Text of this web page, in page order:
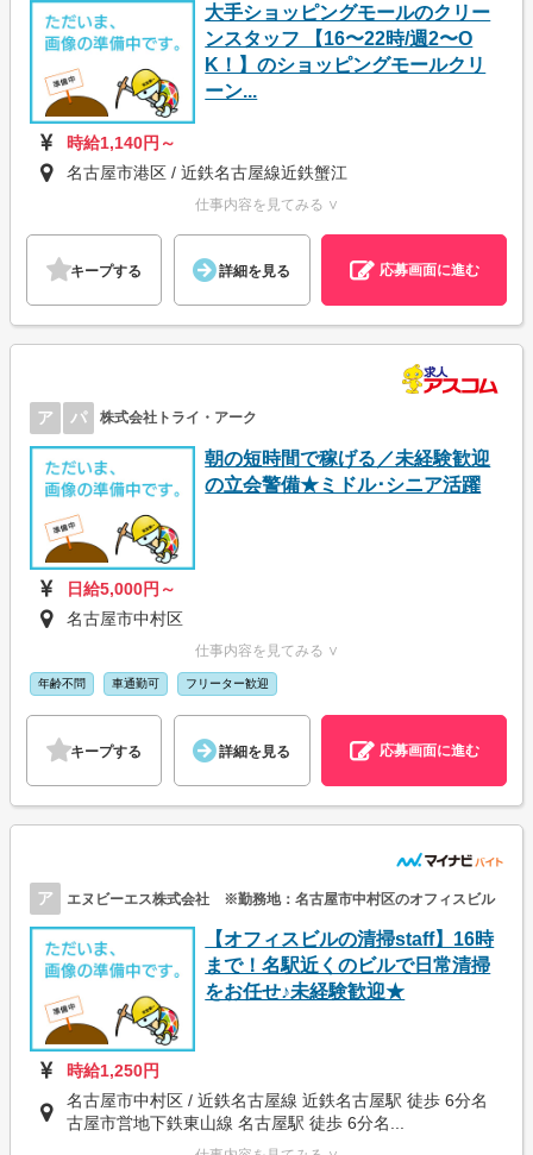
大手ショッピングモールのクリー
ンスタッフ 【16〜22時/週2〜O
K！】のショッピングモールクリ
ーン...
時給1,140円～
名古屋市港区 / 近鉄名古屋線近鉄蟹江
仕事内容を見てみる ∨
キープする 詳細を見る 応募画面に進む
ア パ 株式会社トライ・アーク
朝の短時間で稼げる／未経験歓迎
の立会警備★ミドル･シニア活躍
日給5,000円～
名古屋市中村区
仕事内容を見てみる ∨
年齢不問 車通勤可 フリーター歓迎
キープする 詳細を見る 応募画面に進む
ア エヌビーエス株式会社 ※勤務地：名古屋市中村区のオフィスビル
【オフィスビルの清掃staff】16時
まで！名駅近くのビルで日常清掃
をお任せ♪未経験歓迎★
時給1,250円
名古屋市中村区 / 近鉄名古屋線 近鉄名古屋駅 徒歩 6分名
古屋市営地下鉄東山線 名古屋駅 徒歩 6分名...